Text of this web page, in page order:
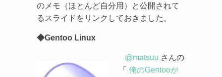
のメモ（ほとんど自分用）と公開されて
るスライドをリンクしておきました。
◆Gentoo Linux
@matsuu さんの
「 俺のGentooが